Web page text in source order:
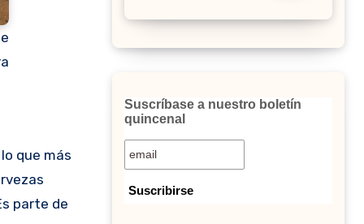
parte de
Suscríbase a nuestro boletín
quincenal